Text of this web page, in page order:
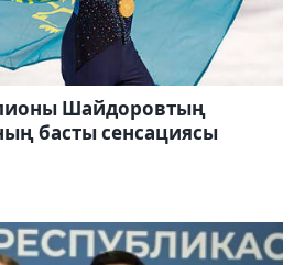
Шайдоровтың
басты сенсациясы